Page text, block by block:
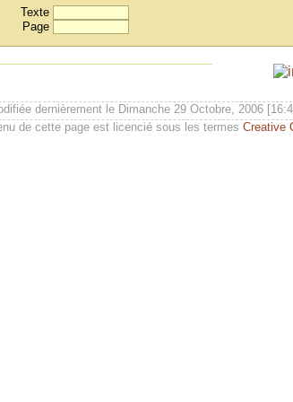
Texte
Page
dernièrement le Dimanche 29 Octobre, 2006
de cette page est licencié sous les termes Creative